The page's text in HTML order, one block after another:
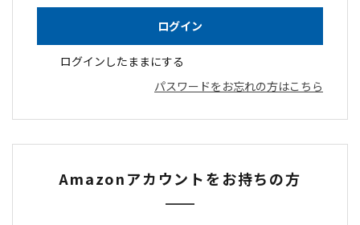
ログインしたままにする
パスワードをお忘れの方はこちら
Amazonアカウントをお持ちの方